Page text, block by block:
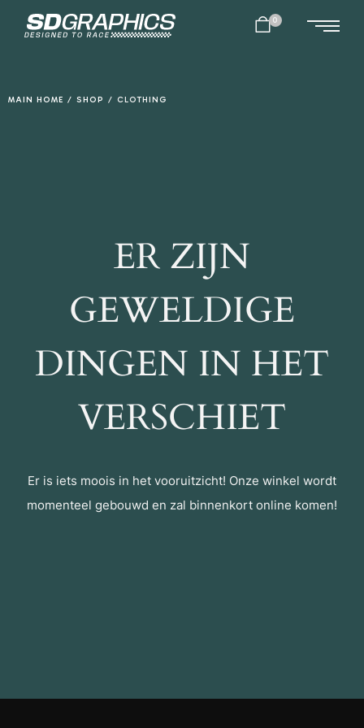
0
MAIN HOME / SHOP / CLOTHING
ER ZIJN
GEWELDIGE
DINGEN IN HET
VERSCHIET
Er is iets moois in het vooruitzicht! Onze winkel wordt
momenteel gebouwd en zal binnenkort online komen!